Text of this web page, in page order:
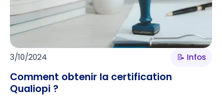
3/10/2024 📝 Infos
Comment obtenir la certification
Qualiopi ?